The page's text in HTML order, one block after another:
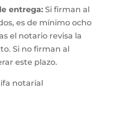
entrega:Si firman al
es de mínimo ocho
el notario revisa la
Si no firman al
este plazo.
notarial